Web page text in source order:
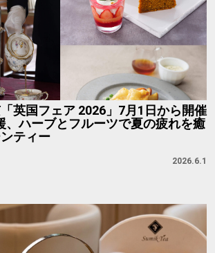
英国フェア 2026」7月1日から開催
ハーブとフルーツで夏の疲れを癒
ティー
2026.6.1